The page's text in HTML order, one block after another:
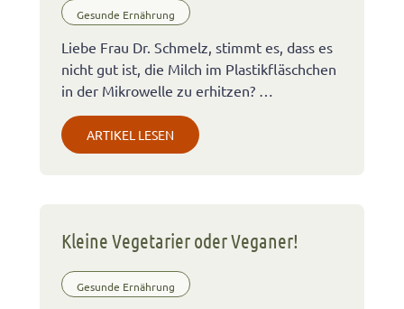
Gesunde Ernährung
Liebe Frau Dr. Schmelz, stimmt es, dass es
nicht gut ist, die Milch im Plastikfläschchen
in der Mikrowelle zu erhitzen? …
ARTIKEL LESEN
Kleine Vegetarier oder Veganer!
Gesunde Ernährung